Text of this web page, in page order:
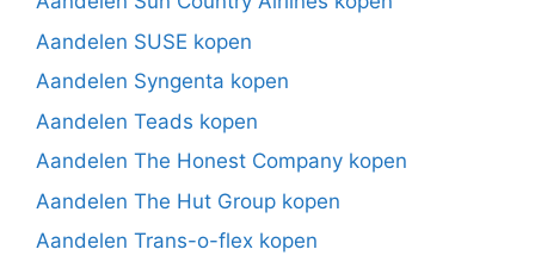
Aandelen SUSE kopen
Aandelen Syngenta kopen
Aandelen Teads kopen
Aandelen The Honest Company kopen
Aandelen The Hut Group kopen
Aandelen Trans-o-flex kopen